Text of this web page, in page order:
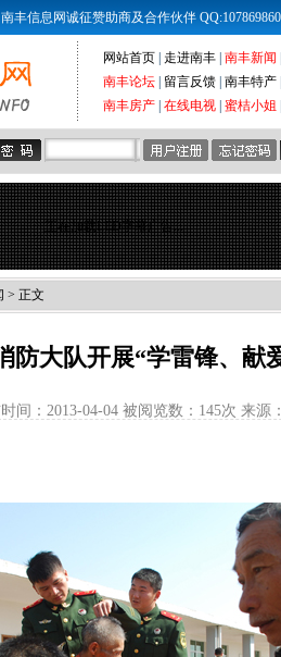
南丰信息网诚征赞助商及合作伙伴
网站首页 走进南丰 南丰新闻
南丰论坛
留言反馈 南丰特产
南丰房产 在线电视 蜜桔小姐
正在加载LED字幕广告...
> 正文
防大队开展“学雷锋、献
间：2013-04-04 被阅览数： 145次 来源